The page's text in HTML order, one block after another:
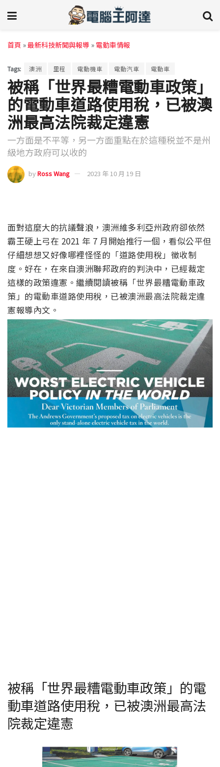
首頁 »最新科技新聞與報導 » 電動車情報
Tags: 澳洲 里程 電動機車 電動汽車 電動車
被稱「世界最糟電動車政策」
的電動車道路使用稅，已被澳
洲最高法院裁定違憲
一方面是不平等，另一方面重點在於這種税並不是州
級地方政府可以收的
byRoss Wang 2023 年 10 月 19 日
面對這麼大的抗議聲浪，澳洲維多利亞州政府卻依然
霸王硬上弓在 2021 年 7 月開始推行一個，看似公平但
仔細想想又好像哪裡怪怪的「道路使用稅」徵收制
度。好在，在來自澳洲聯邦政府的判決中，已經裁定
這樣的政策違憲。繼續閱讀被稱「世界最糟電動車政
策」的電動車道路使用稅，已被澳洲最高法院裁定違
憲報導內文。
被稱「世界最糟電動車政策」的電
動車道路使用稅，已被澳洲最高法
院裁定違憲